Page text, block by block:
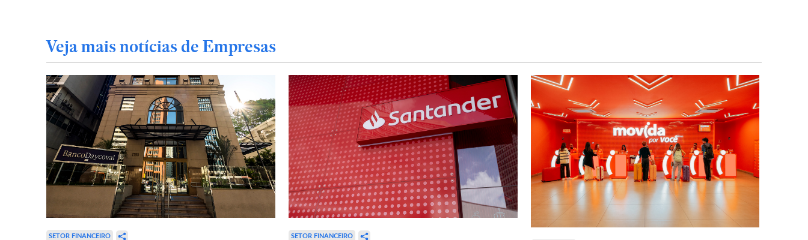
Veja mais notícias de Empresas
SETOR FINANCEIRO SETOR FINANCEIRO